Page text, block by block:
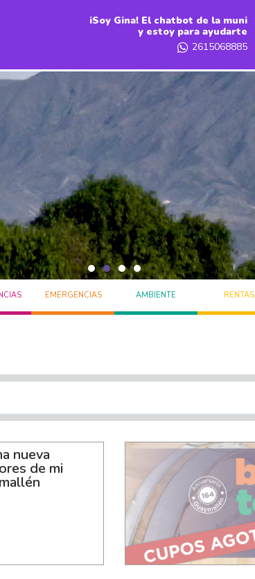
iSoy Gina! El chatbot de la muni
y estoy para ayudarte
2615068885
EMERGENCIAS AMBIENTE RENTAS
nueva
de mi